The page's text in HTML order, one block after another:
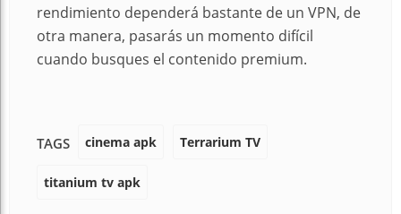
rendimiento dependerá bastante de un VPN, de
otra manera, pasarás un momento difícil
cuando busques el contenido premium.
TAGS cinema apk Terrarium TV
titanium tv apk